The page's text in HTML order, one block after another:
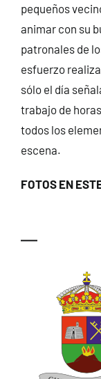
pequeños
animar con su
patronales de
esfuerzo
sólo el día
trabajo de
todos los
escena.
FOTOS EN
—